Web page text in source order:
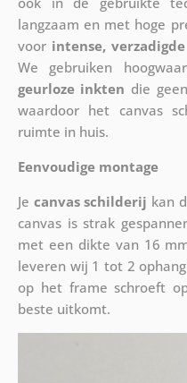
langzaam en met hoge
voor intense,
We gebruiken
geurloze inkten die
waardoor het canvas
ruimte in huis.
Eenvoudige montage
Je canvas schilderij kan
canvas is strak
met een dikte van 16
leveren wij 1 tot 2
op het frame schroeft
beste uitkomt.